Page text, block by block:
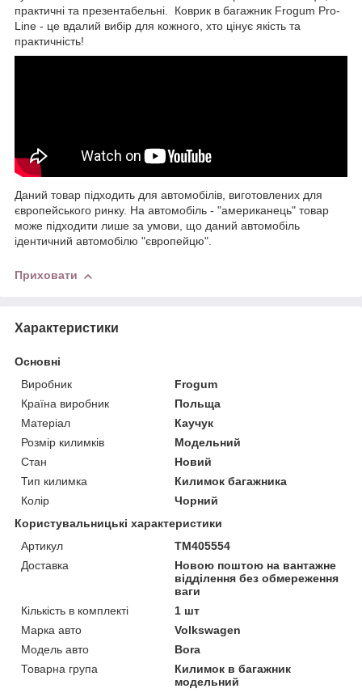
практичні та презентабельні. Коврик в багажник Frogum Pro-
Line - це вдалий вибір для кожного, хто цінує якість та
практичність!
Даний товар підходить для автомобілів, виготовлених для
європейського ринку. На автомобіль - "американець" товар
може підходити лише за умови, що даний автомобіль
ідентичний автомобілю "європейцю".
Приховати
Характеристики
Основні
Виробник
Frogum
Країна виробник
Польща
Матеріал
Каучук
Розмір килимків
Модельний
Стан
Новий
Тип килимка
Килимок багажника
Колір
Чорний
Користувальницькі характеристики
Артикул
TM405554
Доставка
Новою поштою на вантажне
відділення без обмереження
ваги
Кількість в комплекті
1 шт
Марка авто
Volkswagen
Модель авто
Bora
Товарна група
Килимок в багажник
модельний